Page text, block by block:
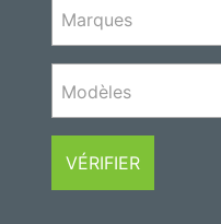
Marques
Modèles
VÉRIFIER